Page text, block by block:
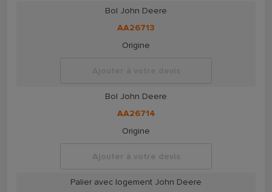
Bol John Deere
AA26713
Origine
Bol John Deere
AA26714
Origine
Ajouter à votre devis
Palier avec logement John Deere